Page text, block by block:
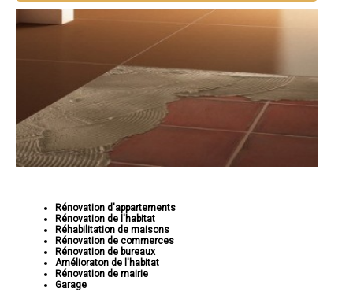
Rénovation d'appartements
Rénovation de l'habitat
Réhabilitation de maisons
Rénovation de commerces
Rénovation de bureaux
Amélioraton de l'habitat
Rénovation de mairie
Garage